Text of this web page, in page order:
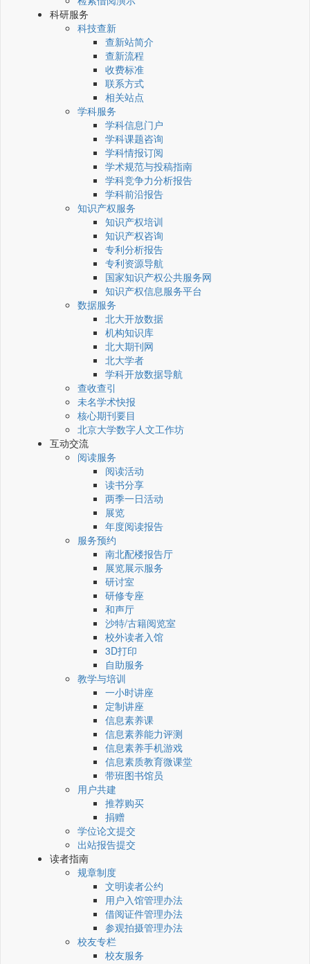
科研服务
科技查新
查新站简介
查新流程
收费标准
联系方式
相关站点
学科服务
学科信息门户
学科课题咨询
学科情报订阅
学术规范与投稿指南
学科竞争力分析报告
学科前沿报告
知识产权服务
知识产权培训
知识产权咨询
专利分析报告
专利资源导航
国家知识产权公共服务网
知识产权信息服务平台
数据服务
北大开放数据
机构知识库
北大期刊网
北大学者
学科开放数据导航
查收查引
未名学术快报
核心期刊要目
北京大学数字人文工作坊
互动交流
阅读服务
阅读活动
读书分享
两季一日活动
展览
年度阅读报告
服务预约
南北配楼报告厅
展览展示服务
研讨室
研修专座
和声厅
沙特/古籍阅览室
校外读者入馆
3D打印
自助服务
教学与培训
一小时讲座
定制讲座
信息素养课
信息素养能力评测
信息素养手机游戏
信息素质教育微课堂
带班图书馆员
用户共建
推荐购买
捐赠
学位论文提交
出站报告提交
读者指南
规章制度
文明读者公约
用户入馆管理办法
借阅证件管理办法
参观拍摄管理办法
校友专栏
校友服务